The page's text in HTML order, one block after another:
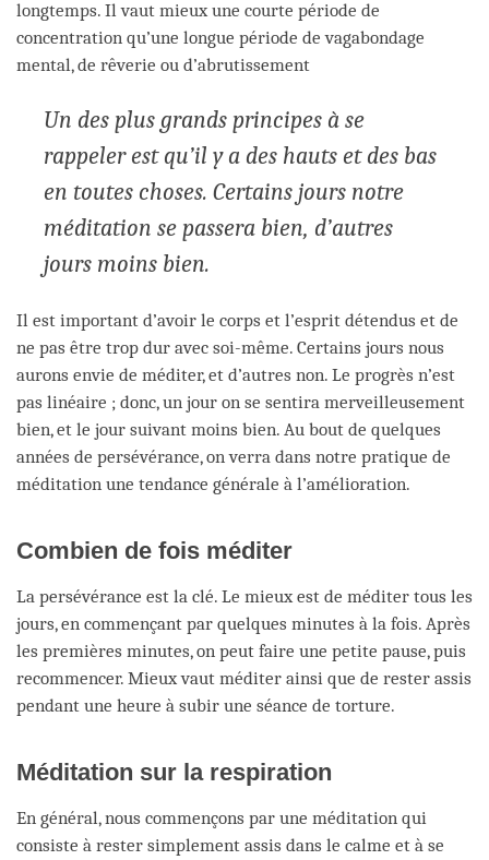
longtemps. Il vaut mieux une courte période de
concentration qu’une longue période de vagabondage
mental, de rêverie ou d’abrutissement
Un des plus grands principes à se
rappeler est qu’il y a des hauts et des bas
en toutes choses. Certains jours notre
méditation se passera bien, d’autres
jours moins bien.
Il est important d’avoir le corps et l’esprit détendus et de
ne pas être trop dur avec soi-même. Certains jours nous
aurons envie de méditer, et d’autres non. Le progrès n’est
pas linéaire ; donc, un jour on se sentira merveilleusement
bien, et le jour suivant moins bien. Au bout de quelques
années de persévérance, on verra dans notre pratique de
méditation une tendance générale à l’amélioration.
Combien de fois méditer
La persévérance est la clé. Le mieux est de méditer tous les
jours, en commençant par quelques minutes à la fois. Après
les premières minutes, on peut faire une petite pause, puis
recommencer. Mieux vaut méditer ainsi que de rester assis
pendant une heure à subir une séance de torture.
Méditation sur la respiration
En général, nous commençons par une méditation qui
consiste à rester simplement assis dans le calme et à se